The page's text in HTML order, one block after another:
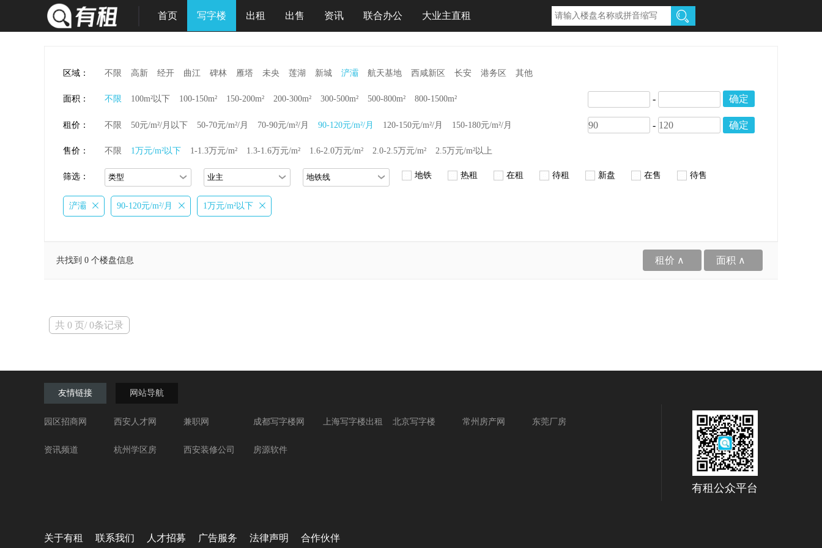
首页 写字楼 出租 出售 资讯 联合办公 大业主直租
区域： 不限 高新 经开 曲江 碑林 雁塔 未央 莲湖 新城 浐灞 航天基地 西咸新区 长安 港务区 其他
面积： 不限 100m²以下 100-150m² 150-200m² 200-300m² 300-500m² 500-800m² 800-1500m² - 确定
租价： 不限 50元/m²/月以下 50-70元/m²/月 70-90元/m²/月 90-120元/m²/月 120-150元/m²/月 150-180元/m²/月 - 确定
售价： 不限 1万元/m²以下 1-1.3万元/m² 1.3-1.6万元/m² 1.6-2.0万元/m² 2.0-2.5万元/m² 2.5万元/m²以上
筛选： 地铁 热租 在租 待租 新盘 在售 待售
浐灞 90-120元/m²/月 1万元/m²以下
共找到 0 个楼盘信息 租价 ∧ 面积 ∧
共 0 页/ 0条记录
友情链接 网站导航
园区招商网 西安人才网 兼职网 成都写字楼网 上海写字楼出租 北京写字楼 常州房产网 东莞厂房
资讯频道 杭州学区房 西安装修公司 房源软件
有租公众平台
关于有租 联系我们 人才招募 广告服务 法律声明 合作伙伴